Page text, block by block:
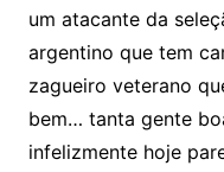
um atacante da
argentino que tem
zagueiro veterano
bem… tanta gente
infelizmente hoje